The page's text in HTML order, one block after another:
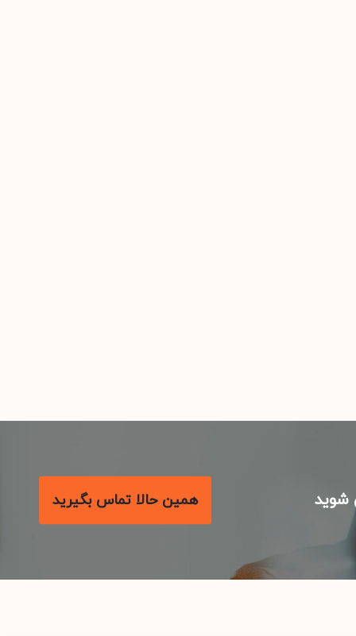
همین حالا تماس بگیرید